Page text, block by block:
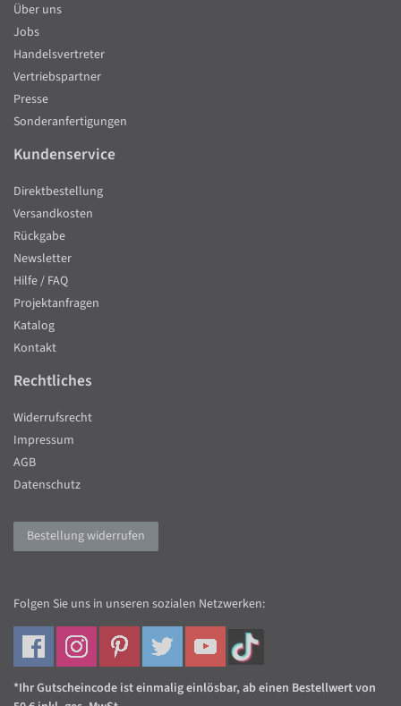
Über uns
Jobs
Handelsvertreter
Vertriebspartner
Presse
Sonderanfertigungen
Kundenservice
Direktbestellung
Versandkosten
Rückgabe
Newsletter
Hilfe / FAQ
Projektanfragen
Katalog
Kontakt
Rechtliches
Widerrufsrecht
Impressum
AGB
Datenschutz
Bestellung widerrufen
Folgen Sie uns in unseren sozialen Netzwerken:
*Ihr Gutscheincode ist einmalig einlösbar, ab einen Bestellwert von